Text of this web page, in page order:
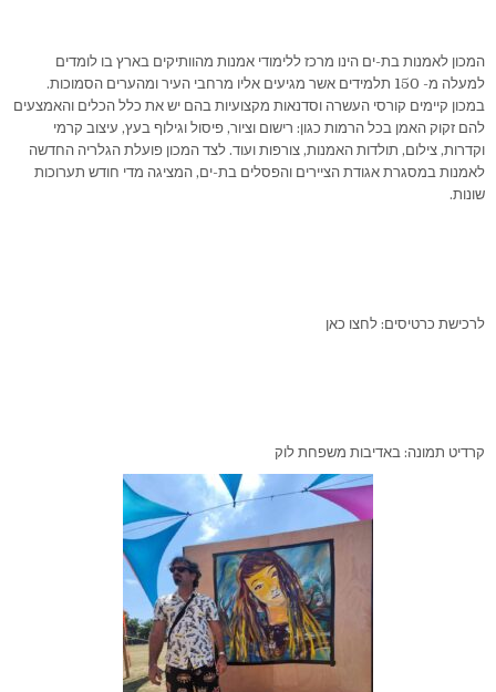
המכון לאמנות בת-ים הינו מרכז ללימודי אמנות מהוותיקים בארץ בו לומדים
למעלה מ- 150 תלמידים אשר מגיעים אליו מרחבי העיר ומהערים הסמוכות.
במכון קיימים קורסי העשרה וסדנאות מקצועיות בהם יש את כלל הכלים והאמצעים
להם זקוק האמן בכל הרמות כגון: רישום וציור, פיסול וגילוף בעץ, עיצוב קרמי
וקדרות, צילום, תולדות האמנות, צורפות ועוד. לצד המכון פועלת הגלריה החדשה
לאמנות במסגרת אגודת הציירים והפסלים בת-ים, המציגה מדי חודש תערוכות
שונות.
לרכישת כרטיסים: לחצו כאן
קרדיט תמונה: באדיבות משפחת לוק